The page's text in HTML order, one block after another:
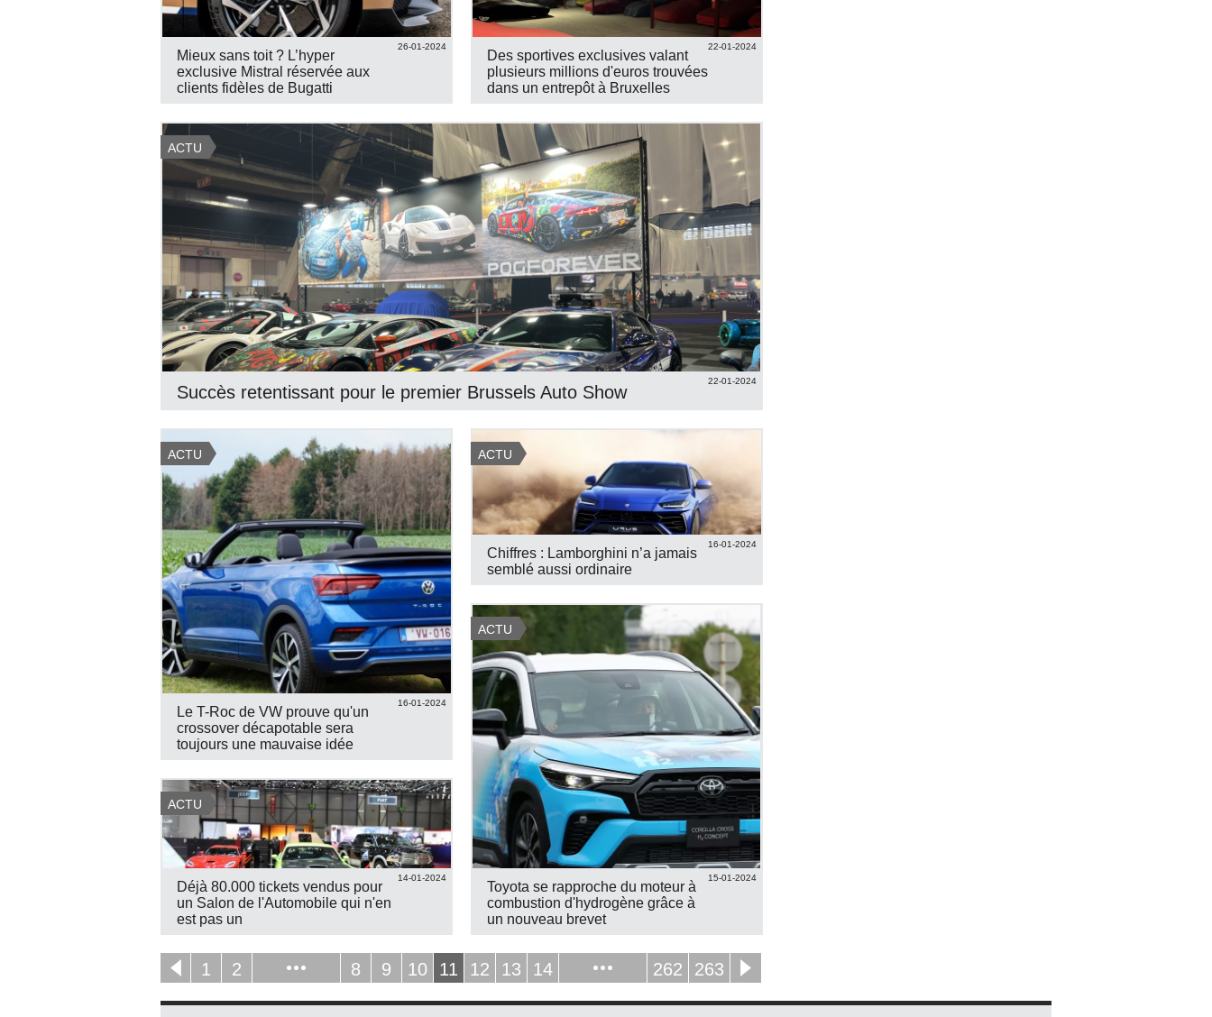
26-01-2024
Mieux sans toit ? L’hyper
exclusive Mistral réservée aux
clients fidèles de Bugatti
22-01-2024
Des sportives exclusives valant
plusieurs millions d'euros trouvées
dans un entrepôt à Bruxelles
ACTU
22-01-2024
Succès retentissant pour le premier Brussels Auto Show
ACTU
16-01-2024
Le T-Roc de VW prouve qu'un
crossover décapotable sera
toujours une mauvaise idée
ACTU
16-01-2024
Chiffres : Lamborghini n’a jamais
semblé aussi ordinaire
ACTU
15-01-2024
Toyota se rapproche du moteur à
combustion d'hydrogène grâce à
un nouveau brevet
ACTU
14-01-2024
Déjà 80.000 tickets vendus pour
un Salon de l'Automobile qui n'en
est pas un
1 2 8 9 10 11 12 13 14 262 263